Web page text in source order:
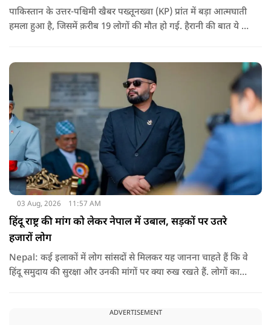
पाकिस्तान के उत्तर-पश्चिमी खैबर पख्तूनख्वा (KP) प्रांत में बड़ा आत्मघाती
हमला हुआ है, जिसमें क़रीब 19 लोगों की मौत हो गई. हैरानी की बात ये है
03 Aug, 2026 11:57 AM
हिंदू राष्ट्र की मांग को लेकर नेपाल में उबाल, सड़कों पर उतरे
हजारों लोग
Nepal: कई इलाकों में लोग सांसदों से मिलकर यह जानना चाहते हैं कि वे
हिंदू समुदाय की सुरक्षा और उनकी मांगों पर क्या रुख रखते हैं. लोगों का
बात रखें और संसद में भी उनकी आवाज उठाएं.
ADVERTISEMENT